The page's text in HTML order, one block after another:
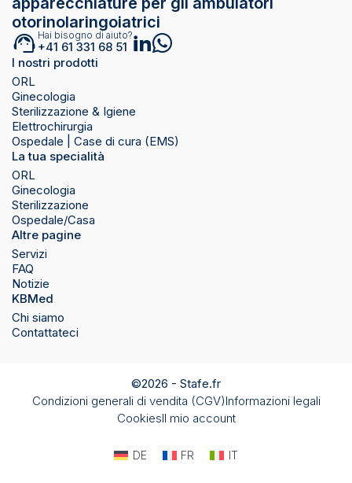
otorinolaringoiatrici
Hai bisogno di aiuto?
+41 61 331 68 51
I nostri prodotti
ORL
Ginecologia
Sterilizzazione & Igiene
Elettrochirurgia
Ospedale | Case di cura (EMS)
La tua specialità
ORL
Ginecologia
Sterilizzazione
Ospedale/Casa
Altre pagine
Servizi
FAQ
Notizie
KBMed
Chi siamo
Contattateci
©2026 - Stafe.fr
Condizioni generali di vendita (CGV)Informazioni legali
CookiesIl mio account
DE FR IT